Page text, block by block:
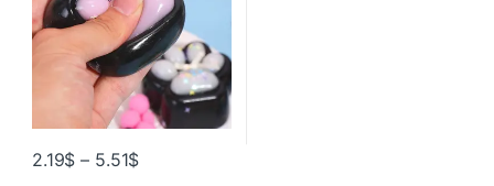
2.19$ – 5.51$